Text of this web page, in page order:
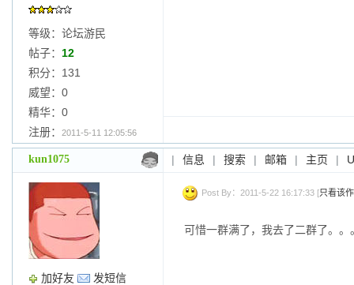
等级：论坛游民
帖子： 12
积分：131
威望：0
精华：0
注册：
2011-5-11 12:05:56
kun1075 | 信息 | 搜索 | 邮箱 | 主页 |
加好友 发短信
Post By：2011-5-22 16:17:33 [只看该
可惜一群满了，我去了二群了。。